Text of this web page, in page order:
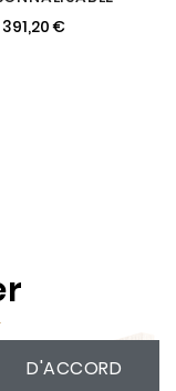
391,20 €
D'ACCORD